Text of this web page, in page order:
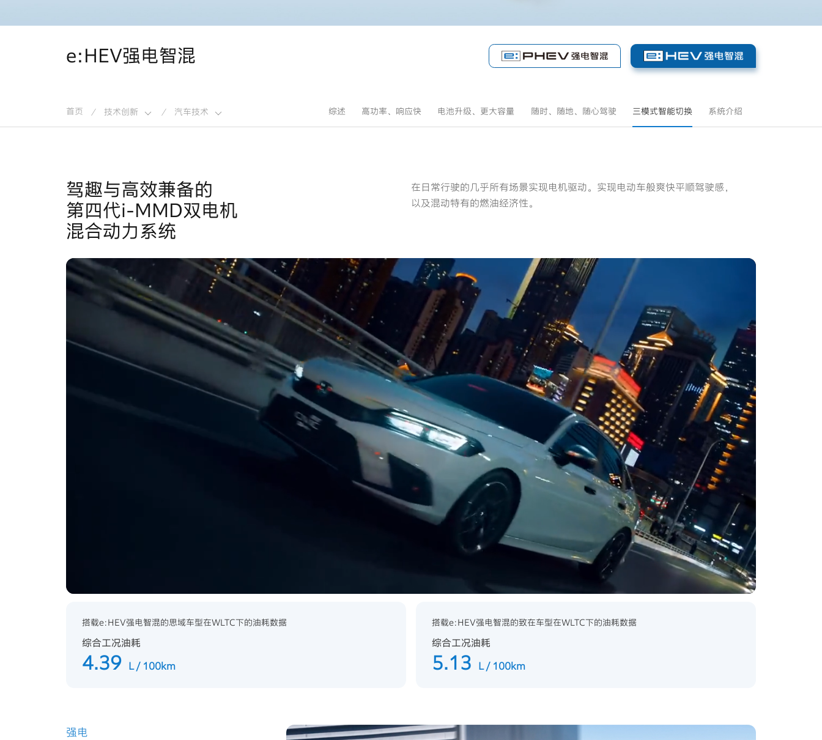
e:HEV强电智混
首页 / 技术创新 / 汽车技术 综述 高功率、响应快 电池升级、更大容量 随时、随地、随心驾驶 三模式智能切换 系统介绍
驾趣与高效兼备的
第四代i-MMD双电机
混合动力系统
在日常行驶的几乎所有场景实现电机驱动。实现电动车般爽快平顺驾驶感，
以及混动特有的燃油经济性。
搭载e:HEV强电智混的思域车型在WLTC下的油耗数据
综合工况油耗
4.39 L / 100km
搭载e:HEV强电智混的致在车型在WLTC下的油耗数据
综合工况油耗
5.13 L / 100km
强电